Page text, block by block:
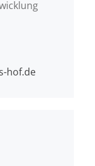
hof.de